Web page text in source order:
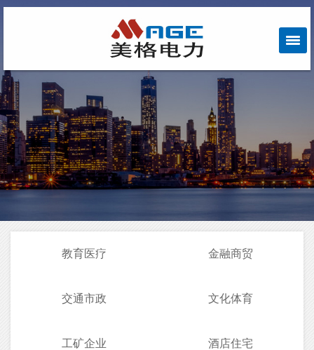
教育医疗 金融商贸
交通市政 文化体育
工矿企业 酒店住宅